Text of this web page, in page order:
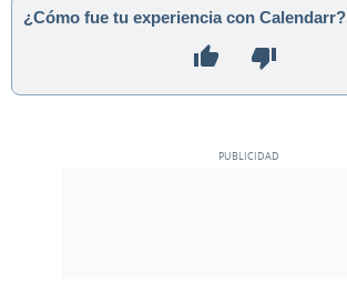
¿Cómo fue tu experiencia con Calendarr?